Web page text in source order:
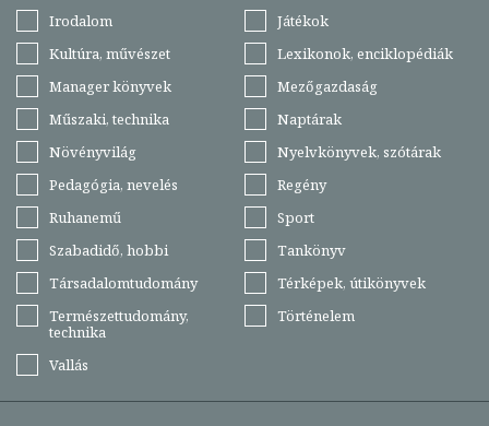
Irodalom
Játékok
Kultúra, művészet
Lexikonok, enciklopédiák
Manager könyvek
Mezőgazdaság
Műszaki, technika
Naptárak
Növényvilág
Nyelvkönyvek, szótárak
Pedagógia, nevelés
Regény
Ruhanemű
Sport
Szabadidő, hobbi
Tankönyv
Társadalomtudomány
Térképek, útikönyvek
Természettudomány,
technika
Történelem
Vallás